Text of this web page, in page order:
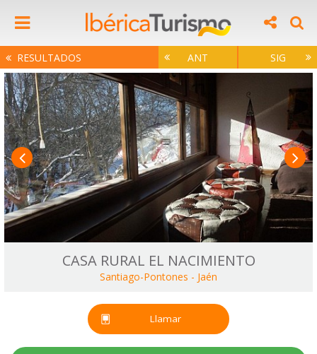
RESULTADOS ANT SIG
CASA RURAL EL NACIMIENTO
Santiago-Pontones - Jaén
Llamar